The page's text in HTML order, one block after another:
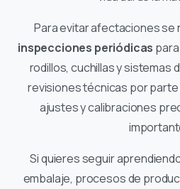
Para evitar afectaciones se
inspecciones periódicas
rodillos, cuchillas y sistemas
revisiones técnicas por
ajustes y calibraciones
Si quieres seguir
embalaje, procesos de